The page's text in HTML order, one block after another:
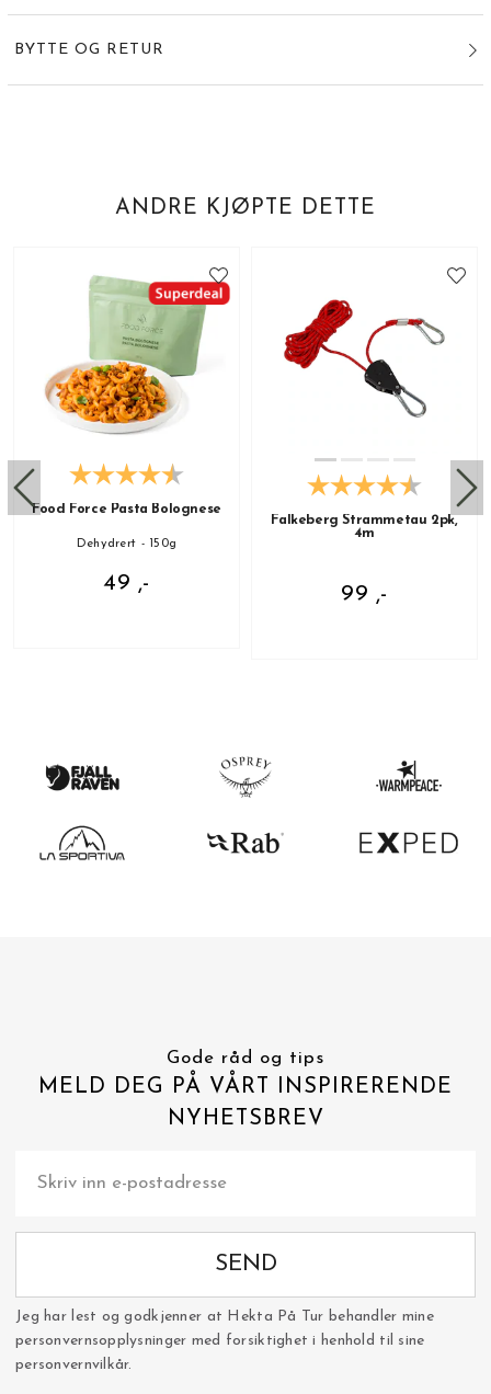
BYTTE OG RETUR
ANDRE KJØPTE DETTE
Food Force Pasta Bolognese
Dehydrert - 150g
49 ,-
Falkeberg Strammetau 2pk,
4m
99 ,-
Gode råd og tips
MELD DEG PÅ VÅRT INSPIRERENDE
NYHETSBREV
SEND
Jeg har lest og godkjenner at Hekta På Tur behandler mine
personvernsopplysninger med forsiktighet i henhold til sine
personvernvilkår.